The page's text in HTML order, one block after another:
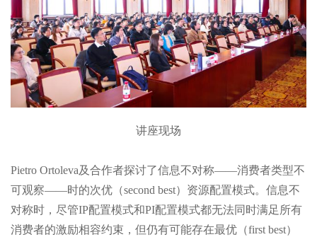
讲座现场
Pietro Ortoleva及合作者探讨了信息不对称——消费者类型不
可观察——时的次优（second best）资源配置模式。信息不
对称时，尽管IP配置模式和PI配置模式都无法同时满足所有
消费者的激励相容约束，但仍有可能存在最优（first best）